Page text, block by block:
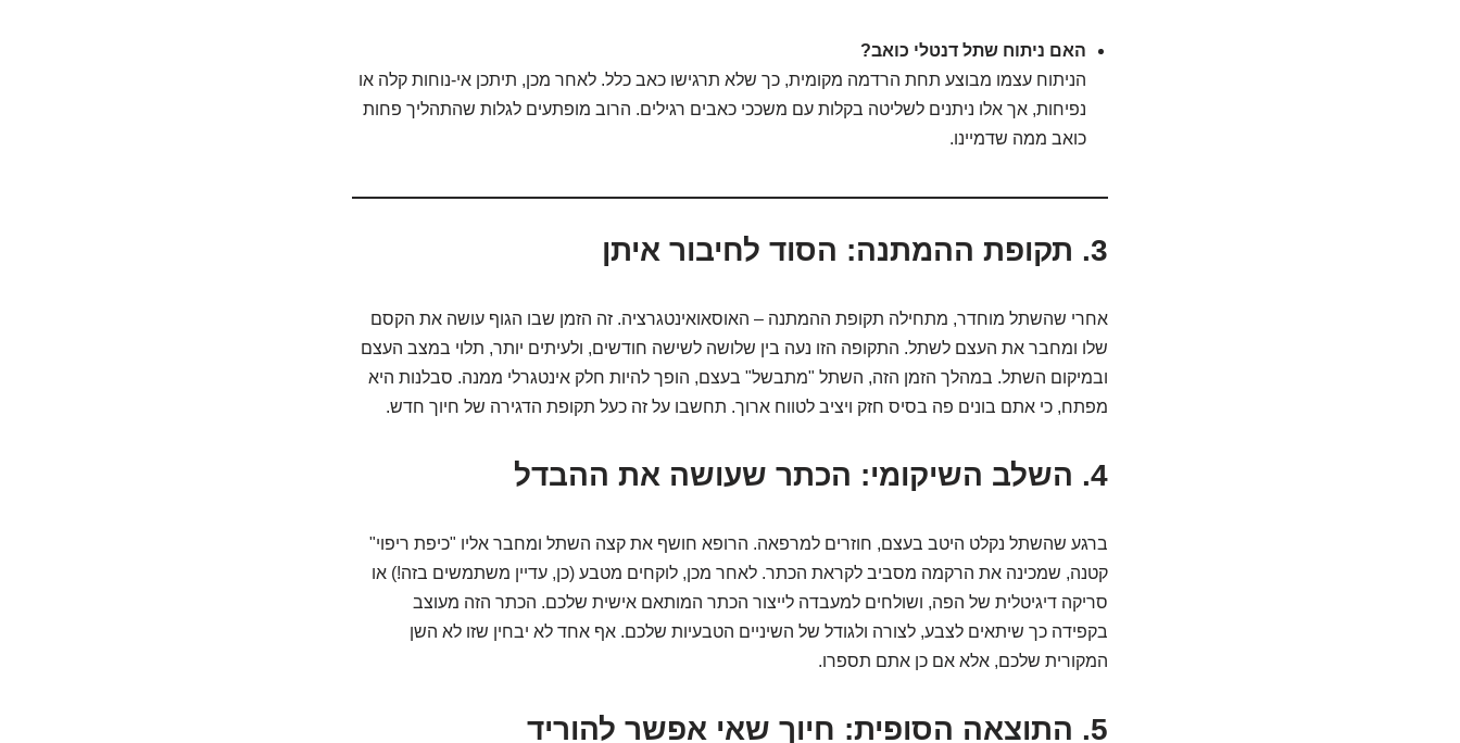
האם ניתוח שתל דנטלי כואב?
הניתוח עצמו מבוצע תחת הרדמה מקומית, כך שלא תרגישו כאב כלל. לאחר מכן, תיתכן אי-נוחות קלה או
נפיחות, אך אלו ניתנים לשליטה בקלות עם משככי כאבים רגילים. הרוב מופתעים לגלות שהתהליך פחות
כואב ממה שדמיינו.
3. תקופת ההמתנה: הסוד לחיבור איתן
אחרי שהשתל מוחדר, מתחילה תקופת ההמתנה – האוסאואינטגרציה. זה הזמן שבו הגוף עושה את הקסם
שלו ומחבר את העצם לשתל. התקופה הזו נעה בין שלושה לשישה חודשים, ולעיתים יותר, תלוי במצב העצם
ובמיקום השתל. במהלך הזמן הזה, השתל "מתבשל" בעצם, הופך להיות חלק אינטגרלי ממנה. סבלנות היא
מפתח, כי אתם בונים פה בסיס חזק ויציב לטווח ארוך. תחשבו על זה כעל תקופת הדגירה של חיוך חדש.
4. השלב השיקומי: הכתר שעושה את ההבדל
ברגע שהשתל נקלט היטב בעצם, חוזרים למרפאה. הרופא חושף את קצה השתל ומחבר אליו "כיפת ריפוי"
קטנה, שמכינה את הרקמה מסביב לקראת הכתר. לאחר מכן, לוקחים מטבע (כן, עדיין משתמשים בזה!) או
סריקה דיגיטלית של הפה, ושולחים למעבדה לייצור הכתר המותאם אישית שלכם. הכתר הזה מעוצב
בקפידה כך שיתאים לצבע, לצורה ולגודל של השיניים הטבעיות שלכם. אף אחד לא יבחין שזו לא השן
המקורית שלכם, אלא אם כן אתם תספרו.
5. התוצאה הסופית: חיוך שאי אפשר להוריד